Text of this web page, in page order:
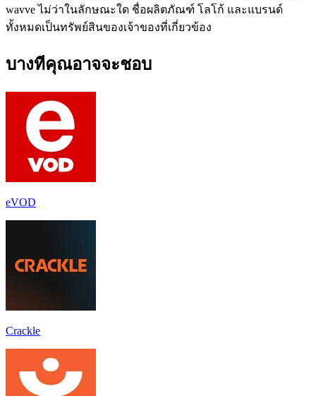
wavve ไม่ว่าในลักษณะใด ชื่อผลิตภัณฑ์ โลโก้ และแบรนด์
ทั้งหมดเป็นทรัพย์สินของเจ้าของที่เกี่ยวข้อง
บางทีคุณอาจจะชอบ
eVOD
Crackle